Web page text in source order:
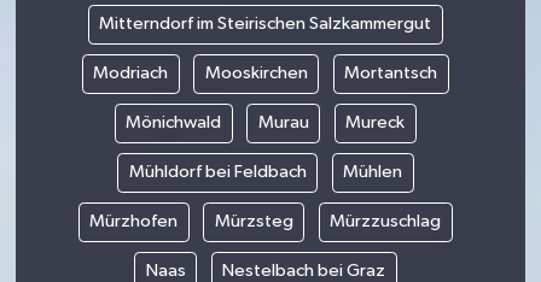
Mitterndorf im Steirischen Salzkammergut
Modriach Mooskirchen Mortantsch
Mönichwald Murau Mureck
Mühldorf bei Feldbach Mühlen
Mürzhofen Mürzsteg Mürzzuschlag
Naas Nestelbach bei Graz